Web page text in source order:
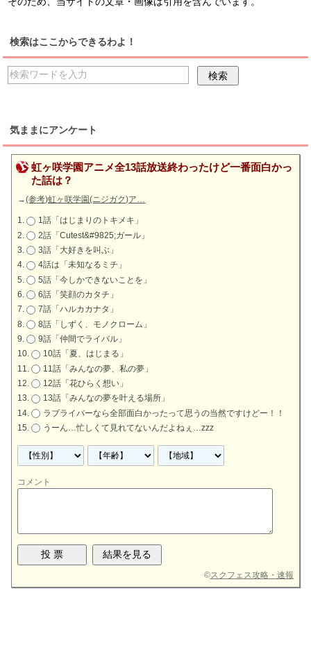
検索はここからできるわよ！
気ままにアンケート
虹ヶ咲学園アニメ全13話放送終わったけど一番面白かっ
た話は？
→(参考)虹ヶ咲学園(ニジガク)ア…
1話「はじまりのトキメキ」
2話「Cutest&#9825;ガール」
3話「大好きを叫ぶ」
4話は「未知なるミチ」
5話「今しかできないことを」
6話「笑顔のカタチ」
7話「ハルカカナタ」
8話「しずく、モノクローム」
9話「仲間でライバル」
10話「夏、はじまる」
11話「みんなの夢、私の夢」
12話「花ひらく想い」
13話「みんなの夢を叶える場所」
ラブライバーなら全部面白かったって思うの当然ですけどー！！
うーん…忙しくて見れてないんだよねぇ…zzz
コメント
©スクフェス攻略・速報